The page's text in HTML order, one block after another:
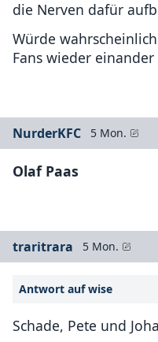
die Nerven dafür
Würde
Fans wieder
NurderKFC 5 Mon.
Olaf Paas
traritrara 5 Mon.
Antwort auf wise
Schade, Pete und